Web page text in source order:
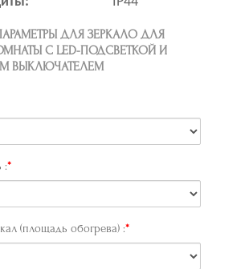
ДЛЯ ЗЕРКАЛО ДЛЯ
С LED-ПОДСВЕТКОЙ И
ВЫКЛЮЧАТЕЛЕМ
:
(площадь обогрева) :